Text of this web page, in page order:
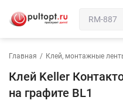
Главная / Клей, монтажные
Клей Keller
на графите BL1